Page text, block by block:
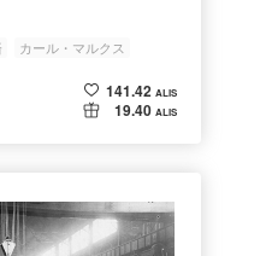
カール・マルクス
141.42 ALIS
19.40 ALIS